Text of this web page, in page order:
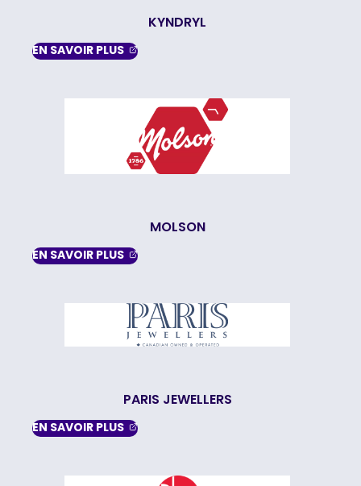
KYNDRYL
EN SAVOIR PLUS , OPENS IN A NEW TAB
MOLSON
EN SAVOIR PLUS , OPENS IN A NEW TAB
PARIS JEWELLERS
EN SAVOIR PLUS , OPENS IN A NEW TAB